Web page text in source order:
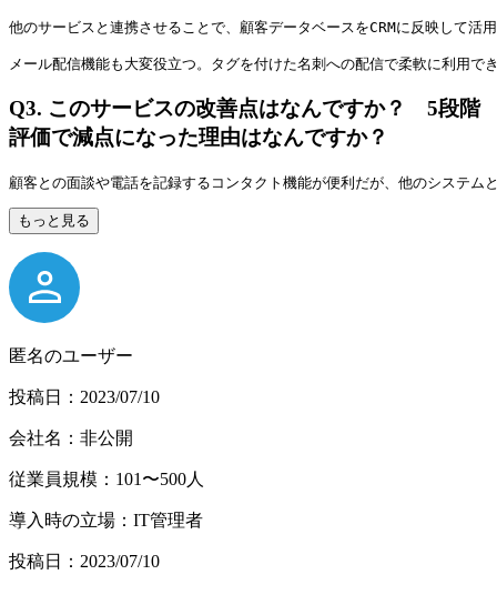
他のサービスと連携させることで、顧客データベースをCRMに反映して活
メール配信機能も大変役立つ。タグを付けた名刺への配信で柔軟に利用で
Q3. このサービスの改善点はなんですか？ 5段階
評価で減点になった理由はなんですか？
顧客との面談や電話を記録するコンタクト機能が便利だが、他のシステ
もっと見る
匿名のユーザー
投稿日：2023/07/10
会社名：非公開
従業員規模：101〜500人
導入時の立場：IT管理者
投稿日：2023/07/10